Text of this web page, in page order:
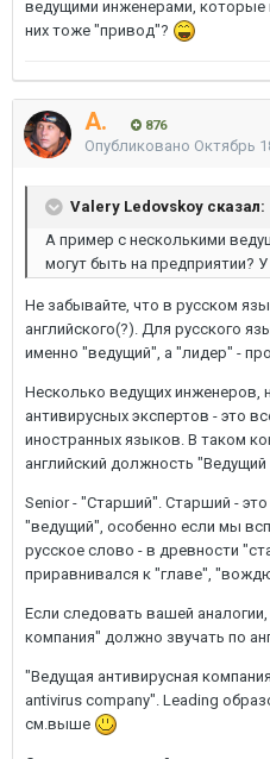
ведущими инженерами, которые
них тоже "привод"?
A. 876
Опубликовано Октябрь
Valery Ledovskoy сказал:
А пример с несколькими
могут быть на предприятии?
Не забывайте, что в русском
английского(?). Для русского
именно "ведущий", а "лидер" -
Несколько ведущих инженеров,
антивирусных экспертов - это
иностранных языков. В таком
английский должность "Ведущий
Senior - "Старший". Старший -
"ведущий", особенно если мы
русское слово - в древности
приравнивался к "главе",
Если следовать вашей
компания" должно звучать по
"Ведущая антивирусная
antivirus company". Leading
см.выше